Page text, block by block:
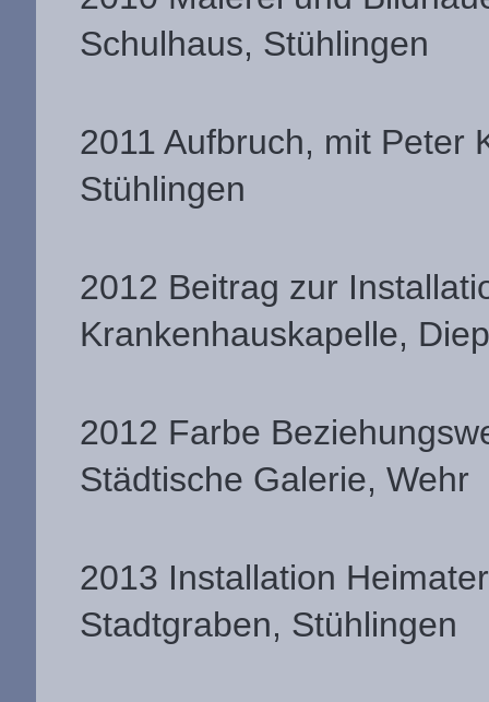
Schulhaus, Stühlingen
2011 Aufbruch, mit Peter
Stühlingen
2012 Beitrag zur
Krankenhauskapelle,
2012 Farbe
Städtische Galerie, Wehr
2013 Installation
Stadtgraben, Stühlingen